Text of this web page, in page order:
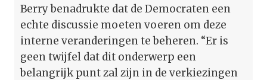
Berry benadrukte dat de Democraten een
echte discussie moeten voeren om deze
interne veranderingen te beheren. “Er is
geen twijfel dat dit onderwerp een
belangrijk punt zal zijn in de verkiezingen